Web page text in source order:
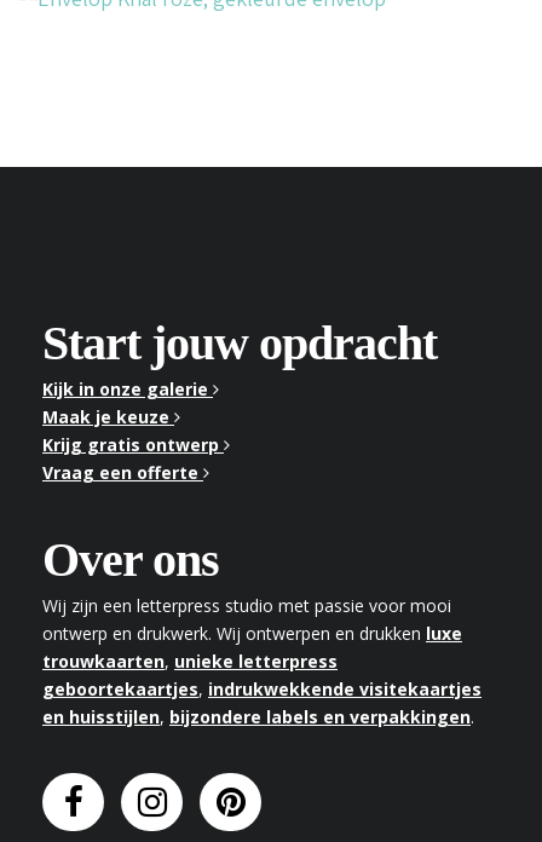
Start jouw opdracht
Kijk in onze galerie
Maak je keuze
Krijg gratis ontwerp
Vraag een offerte
Over ons
Wij zijn een letterpress studio met passie voor mooi
ontwerp en drukwerk. Wij ontwerpen en drukken luxe
trouwkaarten, unieke letterpress
geboortekaartjes, indrukwekkende visitekaartjes
en huisstijlen, bijzondere labels en verpakkingen.